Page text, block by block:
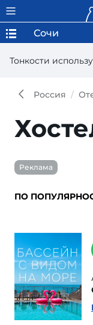
Тонкости
Сочи
Россия
Реклама